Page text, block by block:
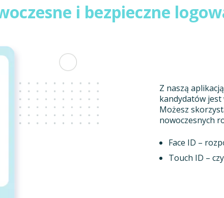
i bezpieczne
Z naszą
kandydatów jest
Możesz
nowoczesnych
Face ID –
Touch ID –